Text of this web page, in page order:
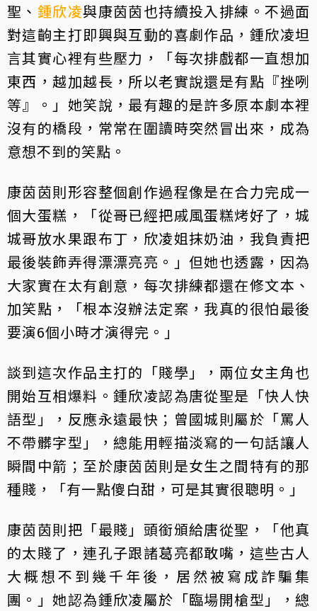
聖、 鍾欣凌與康茵茵也持續投入排練。不過面
對這齣主打即興與互動的喜劇作品，鍾欣凌坦
言其實心裡有些壓力，「每次排戲都一直想加
東西，越加越長，所以老實說還是有點『挫咧
等』。」她笑說，最有趣的是許多原本劇本裡
沒有的橋段，常常在圍讀時突然冒出來，成為
意想不到的笑點。
康茵茵則形容整個創作過程像是在合力完成一
個大蛋糕，「從哥已經把戚風蛋糕烤好了，城
城哥放水果跟布丁，欣凌姐抹奶油，我負責把
最後裝飾弄得漂漂亮亮。」但她也透露，因為
大家實在太有創意，每次排練都還在修文本、
加笑點，「根本沒辦法定案，我真的很怕最後
要演6個小時才演得完。」
談到這次作品主打的「賤學」，兩位女主角也
開始互相爆料。鍾欣凌認為唐從聖是「快人快
語型」，反應永遠最快；曾國城則屬於「罵人
不帶髒字型」，總能用輕描淡寫的一句話讓人
瞬間中箭；至於康茵茵則是女生之間特有的那
種賤，「有一點傻白甜，可是其實很聰明。」
康茵茵則把「最賤」頭銜頒給唐從聖，「他真
的太賤了，連孔子跟諸葛亮都敢嘴，這些古人
大概想不到幾千年後，居然被寫成詐騙集
團。」她認為鍾欣凌屬於「臨場開槍型」，總